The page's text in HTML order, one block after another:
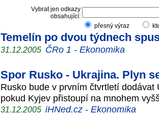
Vybrat jen odkazy
obsahující:
přesný výraz
Temelín po dvou týdnech
31.12.2005 ČRo 1 - Ekonomika
Spor Rusko - Ukrajina. Plyn
Rusko bude v prvním čtvrtletí
pokud Kyjev přistoupí na mnohem
31.12.2005 iHNed.cz - Ekonomika